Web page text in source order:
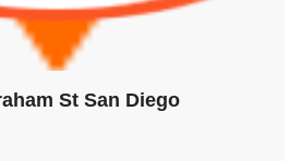
St San Diego